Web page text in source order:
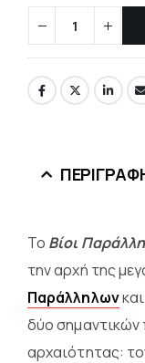
Το Βίοι
την αρχή της
Παράλληλων
δύο
αρχαιότητας: